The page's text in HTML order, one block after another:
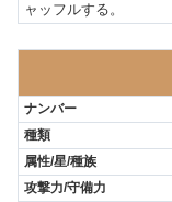
ャッフルする。